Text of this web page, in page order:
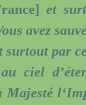
et
avez
par
ciel
Majesté